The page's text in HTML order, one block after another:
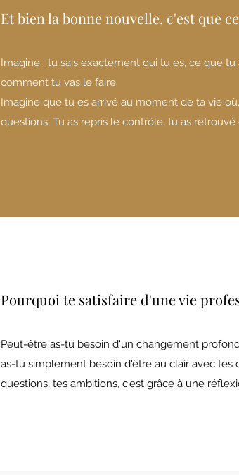
Et bien la bonne nouvelle, c'est que
Imagine : tu sais exactement qui tu es, ce que
comment tu vas le faire.
Imagine que tu es arrivé au moment de ta vie
questions. Tu as repris le contrôle, tu as retrouvé
Pourquoi te satisfaire d'une vie
Peut-être as-tu besoin d'un changement
as-tu simplement besoin d'être au clair avec
questions, tes ambitions, c'est grâce à une